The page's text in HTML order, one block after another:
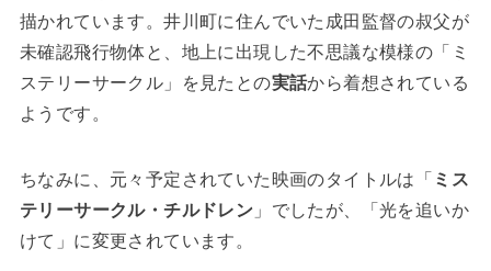
描かれています。井川町に住んでいた成田監督の叔父が
未確認飛行物体と、地上に出現した不思議な模様の「ミ
ステリーサークル」を見たとの実話から着想されている
ようです。
ちなみに、元々予定されていた映画のタイトルは「 ミス
テリーサークル・チルドレン 」でしたが、「光を追いか
けて」に変更されています。